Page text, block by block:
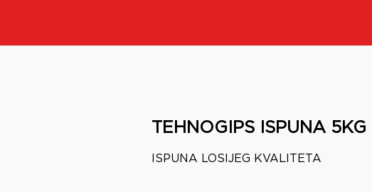
TEHNOGIPS ISPUNA 5KG
ISPUNA LOSIJEG KVALITETA